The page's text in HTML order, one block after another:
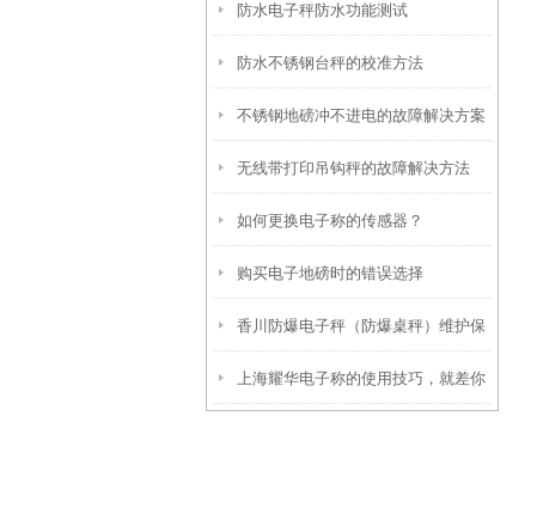
防水电子秤防水功能测试
防水不锈钢台秤的校准方法
不锈钢地磅冲不进电的故障解决方案
无线带打印吊钩秤的故障解决方法
如何更换电子称的传感器？
购买电子地磅时的错误选择
香川防爆电子秤（防爆桌秤）维护保
养
上海耀华电子称的使用技巧，就差你